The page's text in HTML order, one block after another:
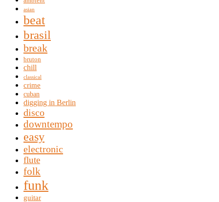
asian
beat
brasil
break
bruton
chill
classical
crime
cuban
digging in Berlin
disco
downtempo
easy
electronic
flute
folk
funk
guitar